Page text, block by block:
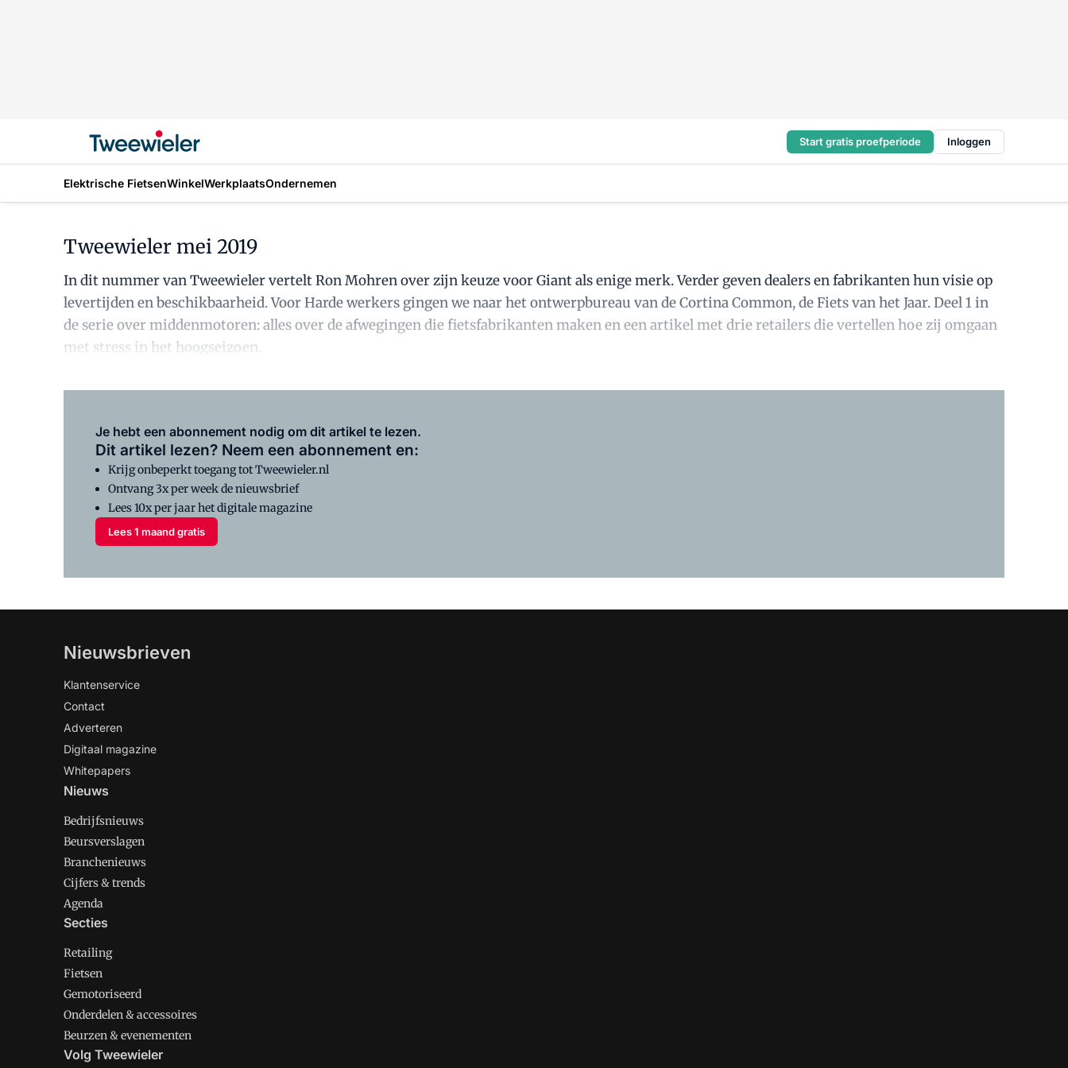
Start gratis proefperiode Inloggen
Elektrische FietsenWinkelWerkplaatsOndernemen
Tweewieler mei 2019
In dit nummer van Tweewieler vertelt Ron Mohren over zijn keuze voor Giant als enige merk. Verder geven dealers en fabrikanten hun visie op
levertijden en beschikbaarheid. Voor Harde werkers gingen we naar het ontwerpbureau van de Cortina Common, de Fiets van het Jaar. Deel 1 in
de serie over middenmotoren: alles over de afwegingen die fietsfabrikanten maken en een artikel met drie retailers die vertellen hoe zij omgaan
met stress in het hoogseizoen.
Je hebt een abonnement nodig om dit artikel te lezen.
Dit artikel lezen? Neem een abonnement en:
Krijg onbeperkt toegang tot Tweewieler.nl
Ontvang 3x per week de nieuwsbrief
Lees 10x per jaar het digitale magazine
Lees 1 maand gratis
Nieuwsbrieven
Klantenservice
Contact
Adverteren
Digitaal magazine
Whitepapers
Nieuws
Bedrijfsnieuws
Beursverslagen
Branchenieuws
Cijfers & trends
Agenda
Secties
Retailing
Fietsen
Gemotoriseerd
Onderdelen & accessoires
Beurzen & evenementen
Volg Tweewieler